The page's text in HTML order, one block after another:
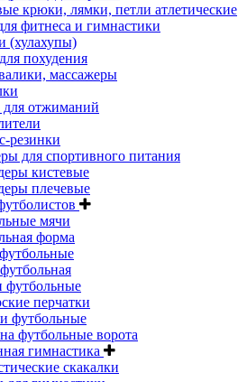
крюки, лямки, петли атлетические
фитнеса и гимнастики
(хулахупы)
похудения
массажеры
отжиманий
резинки
для спортивного питания
кистевые
плечевые
мячи
форма
перчатки
футбольные
футбольные ворота
гимнастика
скакалки